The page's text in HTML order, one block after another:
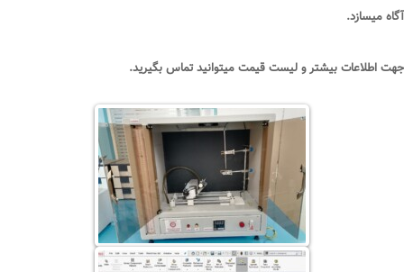
آگاه میسازد.
جهت اطلاعات بیشتر و لیست قیمت میتوانید تماس بگیرید.